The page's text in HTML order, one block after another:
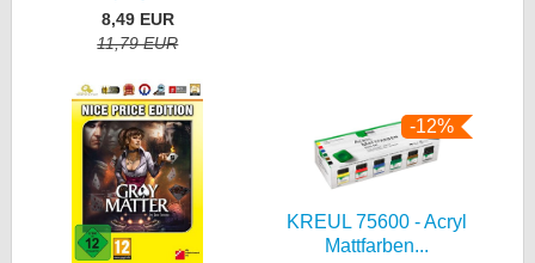
8,49 EUR
11,79 EUR
-12%
KREUL 75600 - Acryl
Mattfarben...